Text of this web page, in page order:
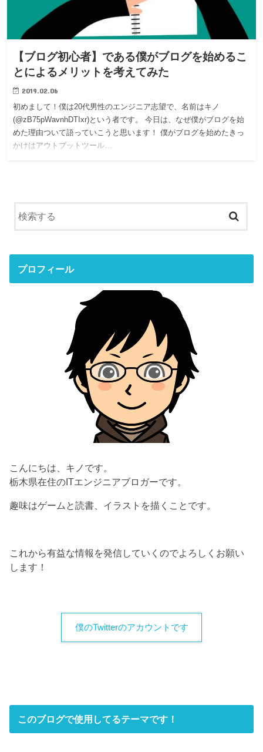
【ブログ初心者】である僕がブログを始めるこ
とによるメリットを考えてみた
2019.02.06
初めまして！僕は20代男性のエンジニア志望で、名前はキノ
(@zB75pWavnhDTIxr)という者です。 今日は、なぜ僕がブログを始
めた理由ついて語っていこうと思います！ 僕がブログを始めたきっ
かけはアウトプットツール…
プロフィール
こんにちは、キノです。
栃木県在住のITエンジニアブロガーです。
趣味はゲームと読書、イラストを描くことです。
これから有益な情報を発信していくのでよろしくお願い
します！
僕のTwitterのアカウントです
このブログで使用してるテーマです！